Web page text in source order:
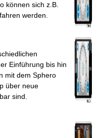
können sich z.B.
werden.
Einführung bis hin
mit dem Sphero
über neue
sind.